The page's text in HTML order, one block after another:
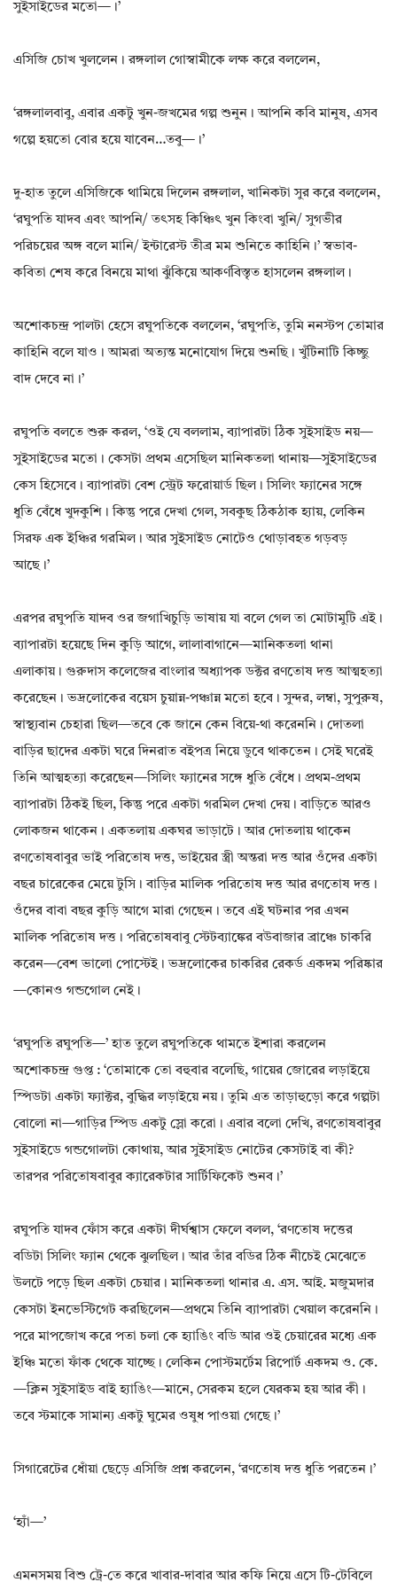
সুইসাইডের মতো—।’
এসিজি চোখ খুললেন। রঙ্গলাল গোস্বামীকে লক্ষ করে বললেন,
‘রঙ্গলালবাবু, এবার একটু খুন-জখমের গল্প শুনুন। আপনি কবি মানুষ, এসব
গল্পে হয়তো বোর হয়ে যাবেন…তবু—।’
দু-হাত তুলে এসিজিকে থামিয়ে দিলেন রঙ্গলাল, খানিকটা সুর করে বললেন,
‘রঘুপতি যাদব এবং আপনি/ তৎসহ কিঞ্চিৎ খুন কিংবা খুনি/ সুগভীর
পরিচয়ের অঙ্গ বলে মানি/ ইন্টারেস্ট তীব্র মম শুনিতে কাহিনি।’ স্বভাব-
কবিতা শেষ করে বিনয়ে মাথা ঝুঁকিয়ে আকর্ণবিস্তৃত হাসলেন রঙ্গলাল।
অশোকচন্দ্র পালটা হেসে রঘুপতিকে বললেন, ‘রঘুপতি, তুমি ননস্টপ তোমার
কাহিনি বলে যাও। আমরা অত্যন্ত মনোযোগ দিয়ে শুনছি। খুঁটিনাটি কিচ্ছু
বাদ দেবে না।’
রঘুপতি বলতে শুরু করল, ‘ওই যে বললাম, ব্যাপারটা ঠিক সুইসাইড নয়—
সুইসাইডের মতো। কেসটা প্রথম এসেছিল মানিকতলা থানায়—সুইসাইডের
কেস হিসেবে। ব্যাপারটা বেশ স্ট্রেট ফরোয়ার্ড ছিল। সিলিং ফ্যানের সঙ্গে
ধুতি বেঁধে খুদকুশি। কিন্তু পরে দেখা গেল, সবকুছ ঠিকঠাক হ্যায়, লেকিন
সিরফ এক ইঞ্চির গরমিল। আর সুইসাইড নোটেও থোড়াবহত গড়বড়
আছে।’
এরপর রঘুপতি যাদব ওর জগাখিচুড়ি ভাষায় যা বলে গেল তা মোটামুটি এই।
ব্যাপারটা হয়েছে দিন কুড়ি আগে, লালাবাগানে—মানিকতলা থানা
এলাকায়। গুরুদাস কলেজের বাংলার অধ্যাপক ডক্টর রণতোষ দত্ত আত্মহত্যা
করেছেন। ভদ্রলোকের বয়েস চুয়ান্ন-পঞ্চান্ন মতো হবে। সুন্দর, লম্বা, সুপুরুষ,
স্বাস্থ্যবান চেহারা ছিল—তবে কে জানে কেন বিয়ে-থা করেননি। দোতলা
বাড়ির ছাদের একটা ঘরে দিনরাত বইপত্র নিয়ে ডুবে থাকতেন। সেই ঘরেই
তিনি আত্মহত্যা করেছেন—সিলিং ফ্যানের সঙ্গে ধুতি বেঁধে। প্রথম-প্রথম
ব্যাপারটা ঠিকই ছিল, কিন্তু পরে একটা গরমিল দেখা দেয়। বাড়িতে আরও
লোকজন থাকেন। একতলায় একঘর ভাড়াটে। আর দোতলায় থাকেন
রণতোষবাবুর ভাই পরিতোষ দত্ত, ভাইয়ের স্ত্রী অন্তরা দত্ত আর ওঁদের একটা
বছর চারেকের মেয়ে টুসি। বাড়ির মালিক পরিতোষ দত্ত আর রণতোষ দত্ত।
ওঁদের বাবা বছর কুড়ি আগে মারা গেছেন। তবে এই ঘটনার পর এখন
মালিক পরিতোষ দত্ত। পরিতোষবাবু স্টেটব্যাঙ্কের বউবাজার ব্রাঞ্চে চাকরি
করেন—বেশ ভালো পোস্টেই। ভদ্রলোকের চাকরির রেকর্ড একদম পরিষ্কার
—কোনও গন্ডগোল নেই।
‘রঘুপতি রঘুপতি—’ হাত তুলে রঘুপতিকে থামতে ইশারা করলেন
অশোকচন্দ্র গুপ্ত : ‘তোমাকে তো বহুবার বলেছি, গায়ের জোরের লড়াইয়ে
স্পিডটা একটা ফ্যাক্টর, বুদ্ধির লড়াইয়ে নয়। তুমি এত তাড়াহুড়ো করে গল্পটা
বোলো না—গাড়ির স্পিড একটু স্লো করো। এবার বলো দেখি, রণতোষবাবুর
সুইসাইডে গন্ডগোলটা কোথায়, আর সুইসাইড নোটের কেসটাই বা কী?
তারপর পরিতোষবাবুর ক্যারেকটার সার্টিফিকেট শুনব।’
রঘুপতি যাদব ফোঁস করে একটা দীর্ঘশ্বাস ফেলে বলল, ‘রণতোষ দত্তের
বডিটা সিলিং ফ্যান থেকে ঝুলছিল। আর তাঁর বডির ঠিক নীচেই মেঝেতে
উলটে পড়ে ছিল একটা চেয়ার। মানিকতলা থানার এ. এস. আই. মজুমদার
কেসটা ইনভেস্টিগেট করছিলেন—প্রথমে তিনি ব্যাপারটা খেয়াল করেননি।
পরে মাপজোখ করে পতা চলা কে হ্যাঙিং বডি আর ওই চেয়ারের মধ্যে এক
ইঞ্চি মতো ফাঁক থেকে যাচ্ছে। লেকিন পোস্টমর্টেম রিপোর্ট একদম ও. কে.
—ক্লিন সুইসাইড বাই হ্যাঙিং—মানে, সেরকম হলে যেরকম হয় আর কী।
তবে স্টমাকে সামান্য একটু ঘুমের ওষুধ পাওয়া গেছে।’
সিগারেটের ধোঁয়া ছেড়ে এসিজি প্রশ্ন করলেন, ‘রণতোষ দত্ত ধুতি পরতেন।’
‘হ্যাঁ—’
এমনসময় বিশু ট্রে-তে করে খাবার-দাবার আর কফি নিয়ে এসে টি-টেবিলে